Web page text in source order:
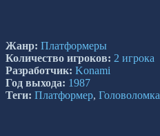
Жанр: Платформеры
Количество игроков: 2 игрока
Разработчик: Konami
Год выхода: 1987
Теги: Платформер, Головоломка